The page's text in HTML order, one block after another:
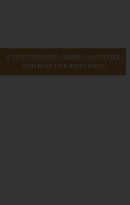
@ TEXT UND BILD: ANDREA NATSCHKE |
ZIMTKEKS UND APFELTARTE